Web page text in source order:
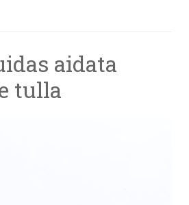
aidata
tulla